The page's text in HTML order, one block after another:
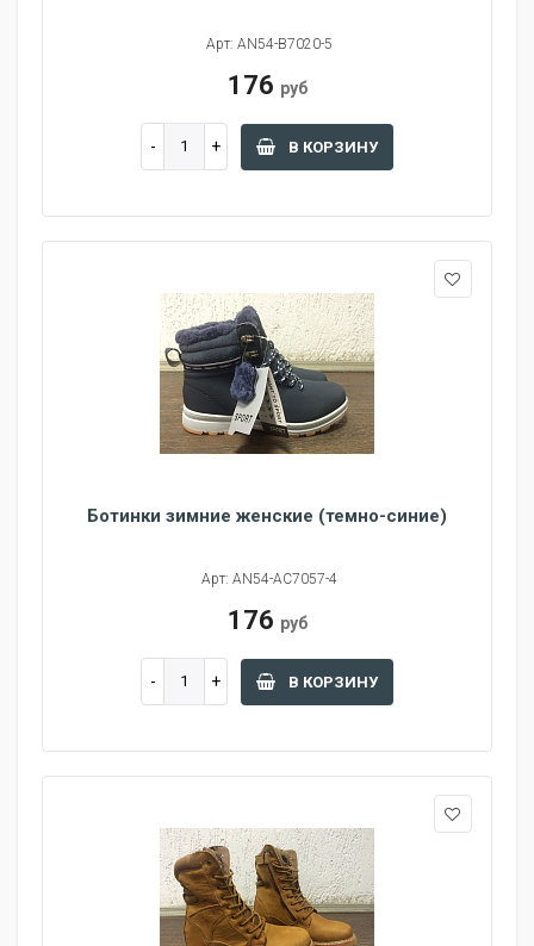
Арт: AN54-B7020-5
176 руб
В КОРЗИНУ
Ботинки зимние женские (темно-синие)
Арт: AN54-AC7057-4
176 руб
В КОРЗИНУ